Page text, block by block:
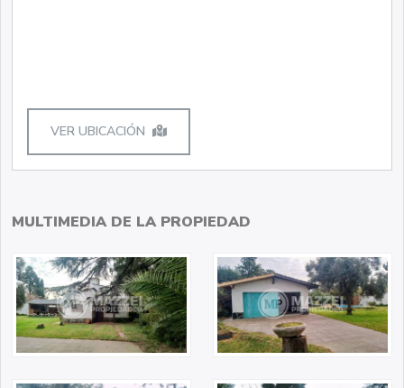
VER UBICACIÓN
MULTIMEDIA DE LA PROPIEDAD